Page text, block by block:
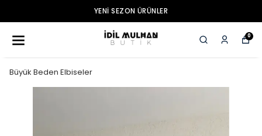
YENI SEZON ÜRÜNLER
0
Büyük Beden Elbiseler